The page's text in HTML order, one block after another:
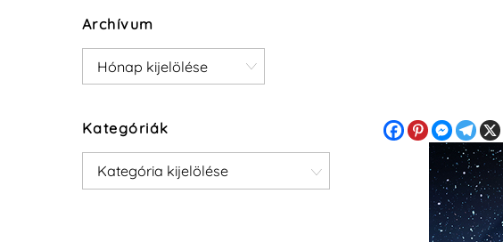
Archívum
Archívum
Kategóriák
Kategóriák